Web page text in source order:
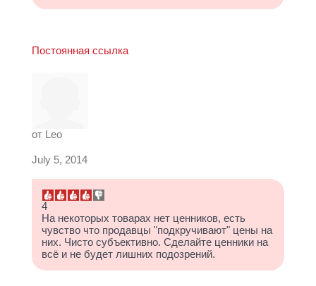
Постоянная ссылка
от Leo
July 5, 2014
4
На некоторых товарах нет ценников, есть
чувство что продавцы "подкручивают" цены на
них. Чисто субъективно. Сделайте ценники на
всё и не будет лишних подозрений.